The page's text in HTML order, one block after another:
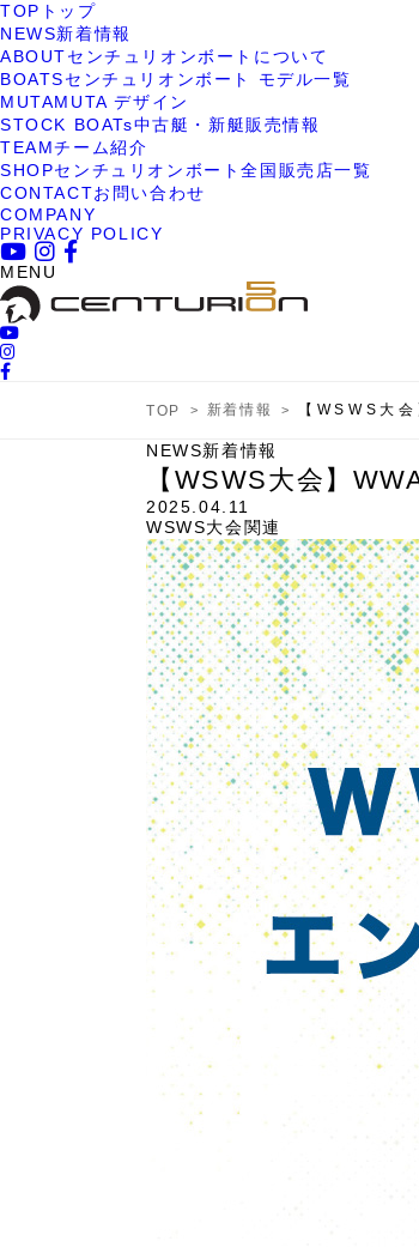
TOP トップ
NEWS新着情報
ABOUTセンチュリオンボートについて
BOATSセンチュリオンボート モデル一覧
MUTAMUTA デザイン
STOCK BOATs中古艇・新艇販売情報
TEAMチーム紹介
SHOPセンチュリオンボート全国販売店一覧
CONTACTお問い合わせ
COMPANY
PRIVACY POLICY
MENU
TOP 新着情報 【WSWS大
NEWS新着情報
【WSWS大会】
2025.04.11
WSWS大会関連